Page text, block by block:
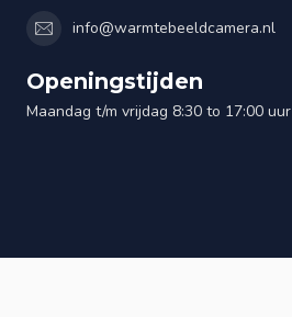
info@warmtebeeldcamera.nl
Openingstijden
Maandag t/m vrijdag 8:30 to 17:00 uur